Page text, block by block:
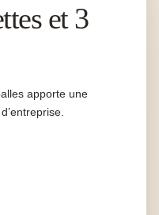
et 3
apporte une